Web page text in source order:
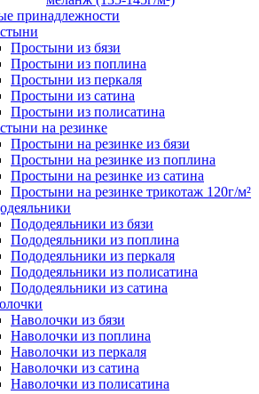
принадлежности
Простыни из бязи
Простыни из поплина
Простыни из перкаля
Простыни из сатина
Простыни из полисатина
на резинке
Простыни на резинке из бязи
Простыни на резинке из поплина
Простыни на резинке из сатина
Простыни на резинке трикотаж 120г/м²
Пододеяльники из бязи
Пододеяльники из поплина
Пододеяльники из перкаля
Пододеяльники из полисатина
Пододеяльники из сатина
Наволочки из бязи
Наволочки из поплина
Наволочки из перкаля
Наволочки из сатина
Наволочки из полисатина